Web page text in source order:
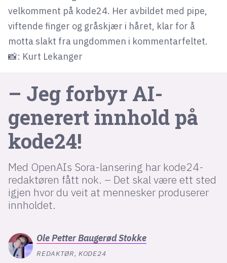
velkomment på kode24. Her avbildet med pipe,
viftende finger og gråskjær i håret, klar for å
motta slakt fra ungdommen i kommentarfeltet.
📸: Kurt Lekanger
– Jeg forbyr AI-
generert innhold på
kode24!
Med OpenAIs Sora-lansering har kode24-
redaktøren fått nok. – Det skal være ett sted
igjen hvor du veit at mennesker produserer
innholdet.
Ole PetterBaugerød Stokke
REDAKTØR, KODE24
lys modus
mørk modus
kode24-klubben
LinkedIn
Bluesky
Facebook
annonsepriser
annonseguide
suksesshistorier